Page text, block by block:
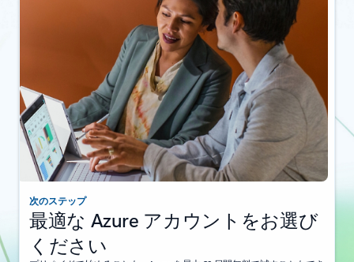
次のステップ
最適な Azure アカウントをお選び
ください